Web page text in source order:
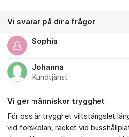
Vi svarar på dina frågor
Sophia
Johanna
Kundtjänst
Vi ger människor trygghet
För oss är trygghet viltstängslet
vid förskolan, räcket vid